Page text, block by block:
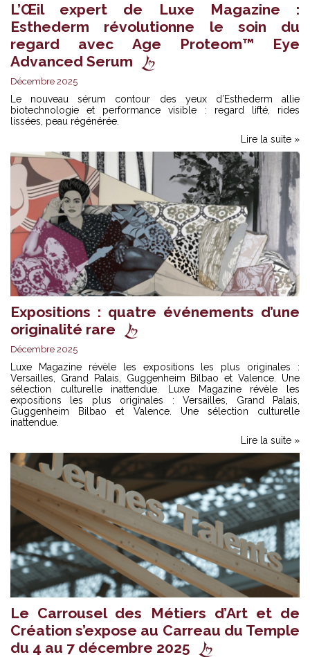
L’Œil expert de Luxe Magazine :
Esthederm révolutionne le soin du
regard avec Age Proteom™ Eye
Advanced Serum
Décembre 2025
Le nouveau sérum contour des yeux d’Esthederm allie
biotechnologie et performance visible : regard lifté, rides
lissées, peau régénérée.
Lire la suite »
Expositions : quatre événements d’une
originalité rare
Décembre 2025
Luxe Magazine révèle les expositions les plus originales :
Versailles, Grand Palais, Guggenheim Bilbao et Valence. Une
sélection culturelle inattendue. Luxe Magazine révèle les
expositions les plus originales : Versailles, Grand Palais,
Guggenheim Bilbao et Valence. Une sélection culturelle
inattendue.
Lire la suite »
Le Carrousel des Métiers d’Art et de
Création s’expose au Carreau du Temple
du 4 au 7 décembre 2025